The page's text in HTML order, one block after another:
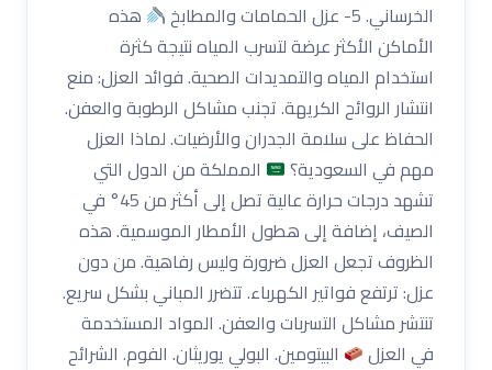
الخرساني. 5- عزل الحمامات والمطابخ
هذه
الأماكن الأكثر عرضة لتسرب المياه نتيجة كثرة
استخدام المياه والتمديدات الصحية. فوائد العزل: منع
انتشار الروائح الكريهة. تجنب مشاكل الرطوبة والعفن.
الحفاظ على سلامة الجدران والأرضيات. لماذا العزل
مهم في السعودية؟
المملكة من الدول التي
تشهد درجات حرارة عالية تصل إلى أكثر من 45° في
الصيف، إضافة إلى هطول الأمطار الموسمية. هذه
الظروف تجعل العزل ضرورة وليس رفاهية. من دون
عزل: ترتفع فواتير الكهرباء. تتضرر المباني بشكل سريع.
تنتشر مشاكل التسربات والعفن. المواد المستخدمة
في العزل
البيتومين. البولي يوريثان. الفوم. الشرائح